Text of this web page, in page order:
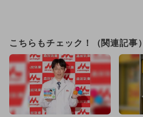
こちらもチェック！（関連記事）